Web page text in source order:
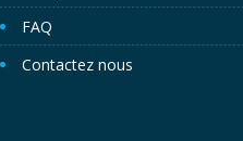
FAQ
Contactez nous